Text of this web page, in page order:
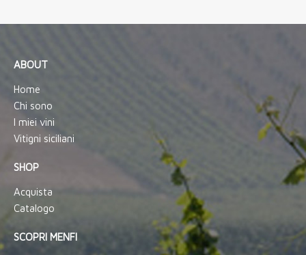
ABOUT
Home
Chi sono
I miei vini
Vitigni siciliani
SHOP
Acquista
Catalogo
SCOPRI MENFI